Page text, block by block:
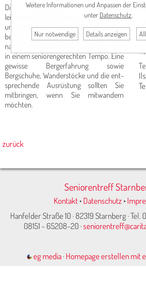
Die "Almwanderer" unternehmen
leichtere bis mittelschwere Berg­wander­
ungen bis 600 Höhenmeter. Die Gehzeit
be­trägt durchschnittlich 4 Stun­den,
natürlich unterbrochen von Pausen, und
in einem seniorengerechten Tempo. Eine
gewisse Bergerfahrung sowie
Bergschuhe, Wanderstöcke und die ent­
sprechende Ausrüstung sollten Sie
mitbrin­gen, wenn Sie mitwandern
möchten.
zurück
Seniorentreff
Kontakt•Datenschutz•
Hanfelder Straße 10 · 82319 Starnberg · Tel.
08151 - 65208-20 ·
eg media·Homepage erstellen mit
Weitere Informationen und Anpassen der
unter Datenschutz
Nur notwendige Details anzeigen